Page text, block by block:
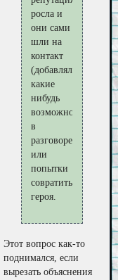
росла и
они сами
шли на
контакт
(добавлялись
какие
нибудь
возможности
в
разговоре
или
попытки
совратить
героя.
Этот вопрос как-то
поднимался, если
вырезать объяснения